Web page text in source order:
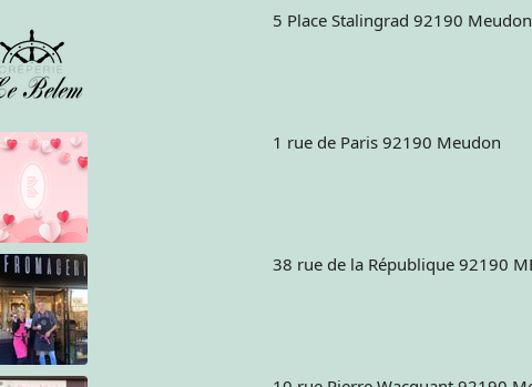
5 Place Stalingrad 92190 Meudon
1 rue de Paris 92190 Meudon